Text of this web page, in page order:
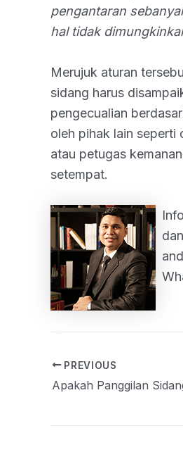
pengantaran
hal tidak
Merujuk aturan
sidang harus
pengecualian
oleh pihak lain seperti
atau petugas
setempat.
Post
navigation
PREVIOUS